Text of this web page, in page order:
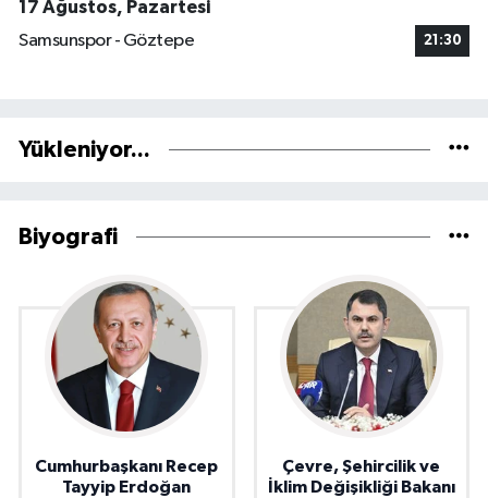
17 Ağustos, Pazartesi
Samsunspor - Göztepe
21:30
Yükleniyor...
Biyografi
Cumhurbaşkanı Recep
Tayyip Erdoğan
Çevre, Şehircilik ve
İklim Değişikliği Bakanı